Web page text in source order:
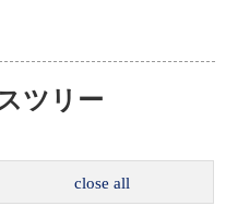
ツリー
close all